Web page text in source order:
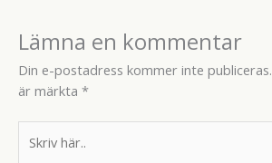
Lämna en kommentar
Din e-postadress kommer inte publiceras.
är märkta *
här..